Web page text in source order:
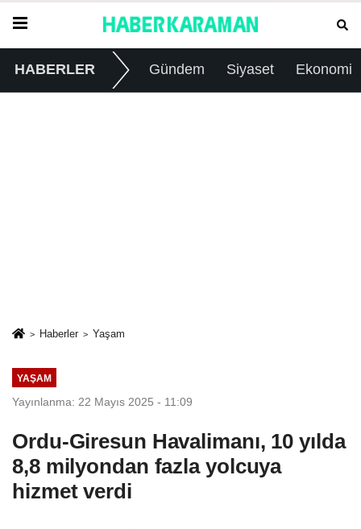
HABERLER Gündem Siyaset Ekonomi
Haberler Yaşam
YAŞAM
Yayınlanma: 22 Mayıs 2025 - 11:09
Ordu-Giresun Havalimanı, 10 yılda
8,8 milyondan fazla yolcuya
hizmet verdi